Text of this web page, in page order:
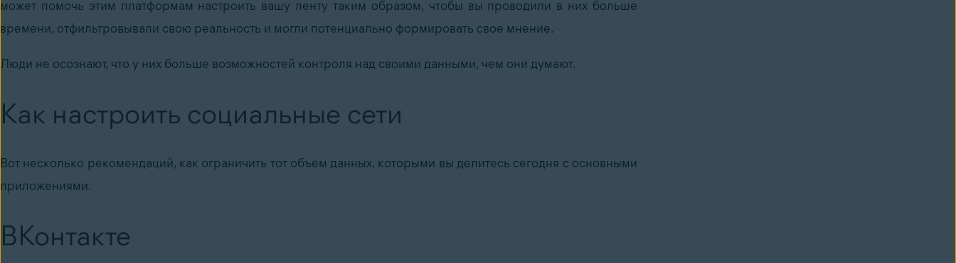
может помочь этим платформам настроить вашу ленту таким образом, чтобы вы проводили в них больше
времени, отфильтровывали свою реальность и могли потенциально формировать свое мнение.
Люди не осознают, что у них больше возможностей контроля над своими данными, чем они думают.
Как настроить социальные сети
Вот несколько рекомендаций, как ограничить тот объем данных, которыми вы делитесь сегодня с основными
приложениями.
ВКонтакте